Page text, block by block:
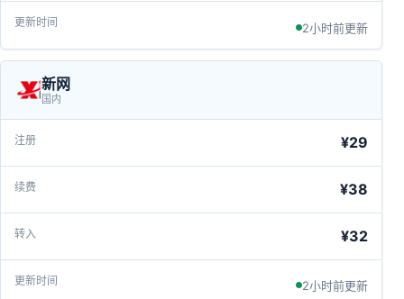
2小时前更新
新网
国内
¥29
¥38
¥32
2小时前更新